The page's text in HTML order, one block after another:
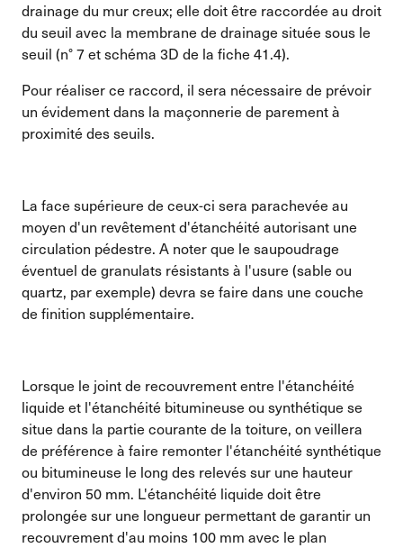
drainage du mur creux; elle doit être raccordée au droit
du seuil avec la membrane de drainage située sous le
seuil (n° 7 et schéma 3D de la fiche 41.4).
Pour réaliser ce raccord, il sera nécessaire de prévoir
un évidement dans la maçonnerie de parement à
proximité des seuils.
La face supérieure de ceux-ci sera parachevée au
moyen d'un revêtement d'étanchéité autorisant une
circulation pédestre. A noter que le saupoudrage
éventuel de granulats résistants à l'usure (sable ou
quartz, par exemple) devra se faire dans une couche
de finition supplémentaire.
Lorsque le joint de recouvrement entre l'étanchéité
liquide et l'étanchéité bitumineuse ou synthétique se
situe dans la partie courante de la toiture, on veillera
de préférence à faire remonter l'étanchéité synthétique
ou bitumineuse le long des relevés sur une hauteur
d'environ 50 mm. L'étanchéité liquide doit être
prolongée sur une longueur permettant de garantir un
recouvrement d'au moins 100 mm avec le plan